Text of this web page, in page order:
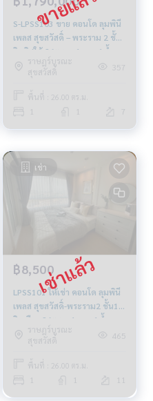
S-LPSS103 ขาย คอนโด ลุมพินี
เพลส สุขสวัสดิ์ – พระราม 2 ชั้น7
วิวทิศใต้ 26ตร.ม. 1นอน 1น้ำ
1.79 ล้าน 064-959-8900
ราษฎร์บูรณะ
สุขสวัสดิ์
357
พื้นที่ : 26.00 ตร.ม.
7
เช่า
฿8,500
LPSS101 ให้เช่า คอนโด ลุมพินี
เพลส สุขสวัสดิ์-พระราม2 ชั้น11
วิวเมือง 26ตรม. 1นอน 1น้ำ
8,500บ. 064-878-5283
ราษฎร์บูรณะ
สุขสวัสดิ์
465
พื้นที่ : 26.00 ตร.ม.